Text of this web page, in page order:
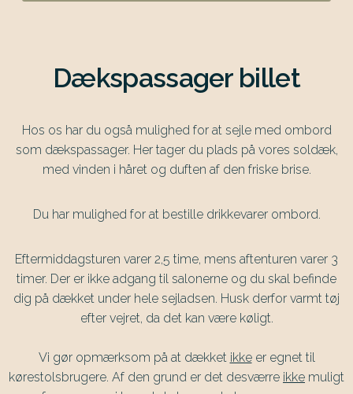
Dækspassager billet
Hos os har du også mulighed for at sejle med ombord
som dækspassager. Her tager du plads på vores soldæk,
med vinden i håret og duften af den friske brise.
Du har mulighed for at bestille drikkevarer ombord.
Eftermiddagsturen varer 2,5 time, mens aftenturen varer 3
timer. Der er ikke adgang til salonerne og du skal befinde
dig på dækket under hele sejladsen. Husk derfor varmt tøj
efter vejret, da det kan være køligt.
Vi gør opmærksom på at dækket ikkeer egnet til
kørestolsbrugere. Af den grund er det desværre ikke muligt